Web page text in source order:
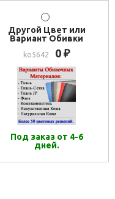
Другой Цвет или
Вариант Обивки
ko5642 0 ₽
Под заказ от 4-6
дней.